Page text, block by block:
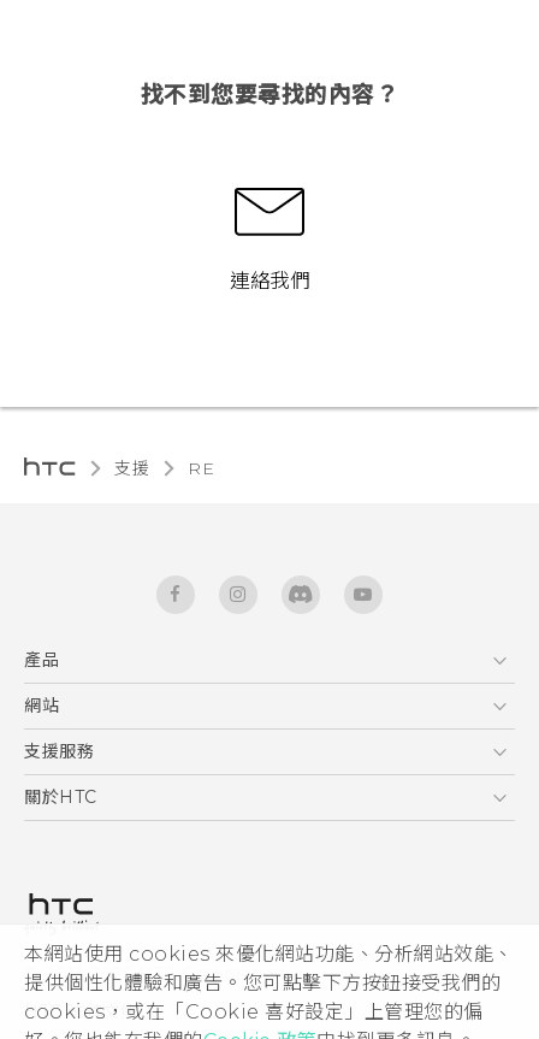
本網站使用 cookies 來優化網站功能、分析網站效能、
提供個性化體驗和廣告。您可點擊下方按鈕接受我們的
cookies，或在「Cookie 喜好設定」上管理您的偏
找不到您要尋找的內容？
連絡我們
支援 RE‎
產品
5G
智能手機
區塊鍊手機
網站
HTC Dev
HTC Research
支援服務
服務中心
關於HTC
私隱政策
產品安全
加入HTC
Security and Privacy Whitepaper
© 2011-2026 HTC Corporation
HTC 法律文件